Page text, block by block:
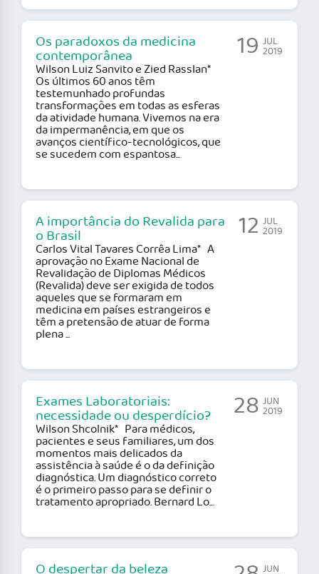
Os paradoxos da medicina
contemporânea
Wilson Luiz Sanvito e Zied Rasslan*
Os últimos 60 anos têm
testemunhado profundas
transformações em todas as esferas
da atividade humana. Vivemos na era
da impermanência, em que os
avanços científico-tecnológicos, que
se sucedem com espantosa...
19 JUL
2019
A importância do Revalida para
o Brasil
Carlos Vital Tavares Corrêa Lima* A
aprovação no Exame Nacional de
Revalidação de Diplomas Médicos
(Revalida) deve ser exigida de todos
aqueles que se formaram em
medicina em países estrangeiros e
têm a pretensão de atuar de forma
plena ...
12 JUL
2019
Exames Laboratoriais:
necessidade ou desperdício?
Wilson Shcolnik* Para médicos,
pacientes e seus familiares, um dos
momentos mais delicados da
assistência à saúde é o da definição
diagnóstica. Um diagnóstico correto
é o primeiro passo para se definir o
tratamento apropriado. Bernard Lo...
28 JUN
2019
JUN